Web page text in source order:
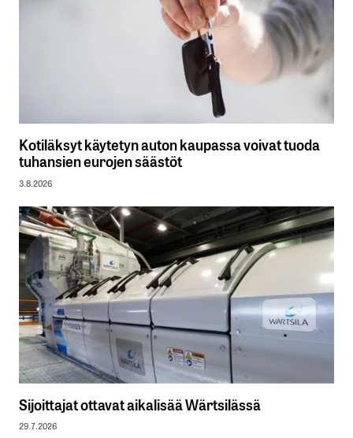
Kotiläksyt käytetyn auton kaupassa voivat tuoda
tuhansien eurojen säästöt
3.8.2026
Sijoittajat ottavat aikalisää Wärtsilässä
29.7.2026